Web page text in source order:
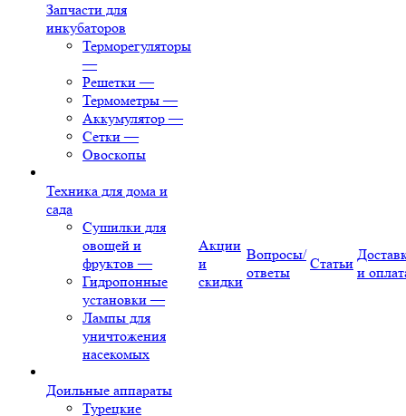
Запчасти для
инкубаторов
Терморегуляторы
—
Решетки —
Термометры —
Аккумулятор —
Сетки —
Овоскопы
Техника для дома и
сада
Сушилки для
овощей и
фруктов —
Гидропонные
установки —
Лампы для
уничтожения
насекомых
Доильные аппараты
Турецкие
Акции
и
скидки
Вопросы/
ответы
Статьи
и